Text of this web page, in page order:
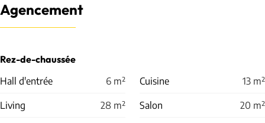
Agencement
Rez-de-chaussée
Hall d'entrée 6 m² Cuisine 13 m²
Living 28 m² Salon 20 m²